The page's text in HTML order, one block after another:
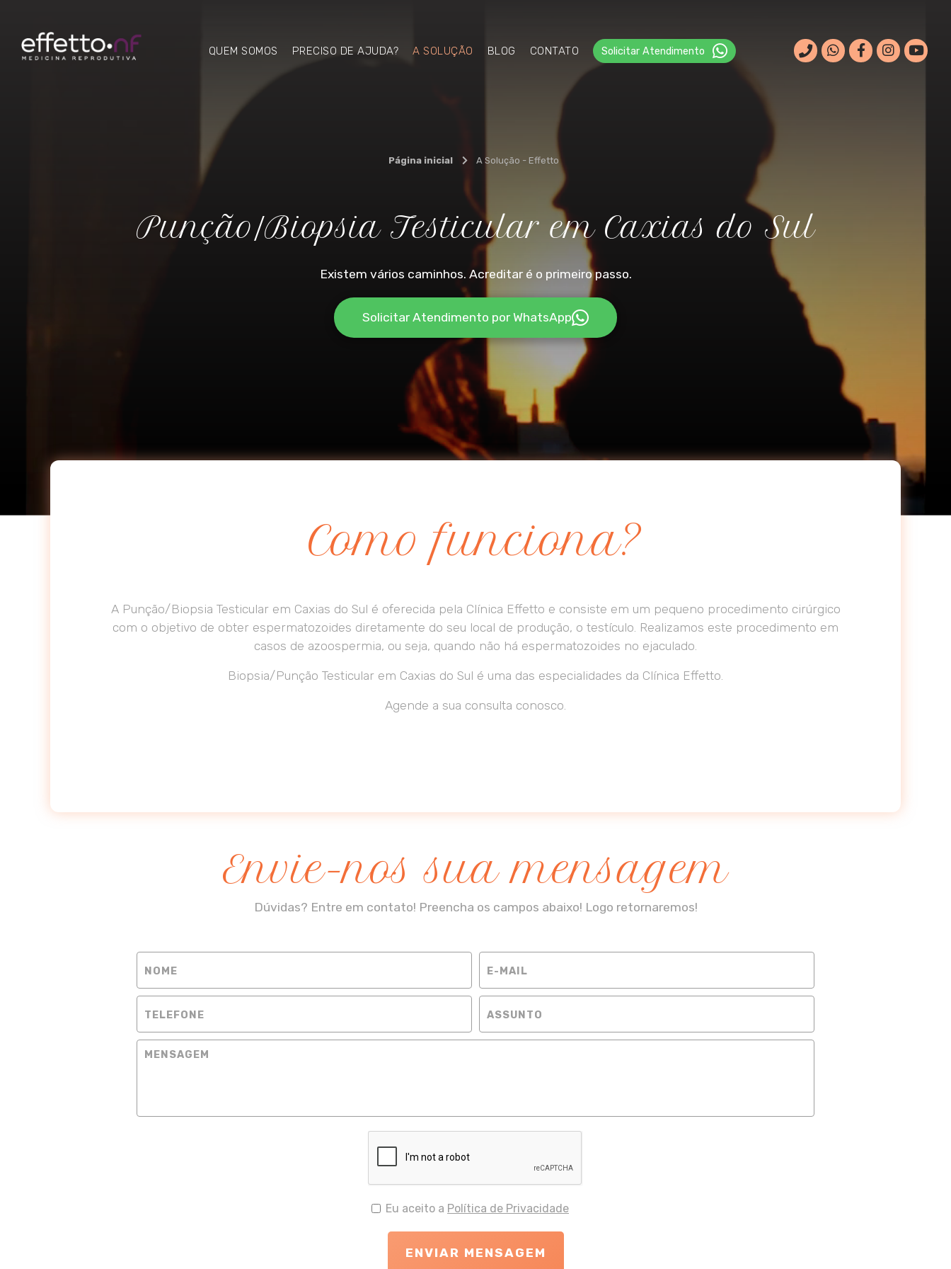
QUEM SOMOS PRECISO DE AJUDA? A SOLUÇÃO BLOG CONTATO Solicitar Atendimento ‎
Página inicial A Solução - Effetto
Punção/Biopsia Testicular em Caxias do Sul
Existem vários caminhos. Acreditar é o primeiro passo.
Solicitar Atendimento por WhatsApp
Como funciona?
A Punção/Biopsia Testicular em Caxias do Sul é oferecida pela Clínica Effetto e consiste em um pequeno procedimento cirúrgico
com o objetivo de obter espermatozoides diretamente do seu local de produção, o testículo. Realizamos este procedimento em
casos de azoospermia, ou seja, quando não há espermatozoides no ejaculado.
Biopsia/Punção Testicular em Caxias do Sul é uma das especialidades da Clínica Effetto.
Agende a sua consulta conosco.
Envie-nos sua mensagem
Dúvidas? Entre em contato! Preencha os campos abaixo! Logo retornaremos!
Eu aceito a Política de Privacidade
ENVIAR MENSAGEM